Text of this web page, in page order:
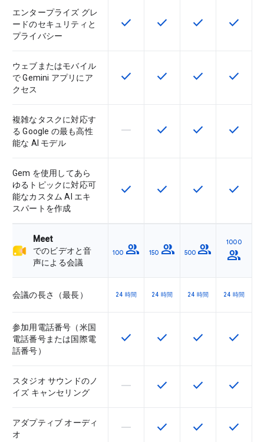
エンタープライズ グレ
ードのセキュリティと
プライバシー
この機能は該当の SKU で利用で
check この機能は該当の SKU
check この機能は該当
check この機
check
ウェブまたはモバイル
で Gemini アプリにア
クセス
この機能は該当の SKU で利用で
check この機能は該当の SKU
check この機能は該当
check この機
check
複雑なタスクに対応す
る Google の最も高性
能な AI モデル
この機能は該当の SKU でサポー
horizontal_rule この機能は該当の SKU
check この機能は該当
check この機
check
Gem を使用してあら
ゆるトピックに対応可
能なカスタム AI エキ
スパートを作成
この機能は該当の SKU で利用で
check この機能は該当の SKU
check この機能は該当
check この機
check
Meet
でのビデオと音
声による会議
100 group 150 group 500 group 1000
group
会議の長さ（最長） 24 時間 24 時間 24 時間 24 時間
参加用電話番号（米国
電話番号または国際電
話番号）
この機能は該当の SKU で利用で
check この機能は該当の SKU
check この機能は該当
check この機
check
スタジオ サウンドのノ
イズ キャンセリング
この機能は該当の SKU でサポー
horizontal_rule この機能は該当の SKU
check この機能は該当
check この機
check
アダプティブ オーディ
オ
この機能は該当の SKU でサポー
horizontal_rule この機能は該当の SKU
check この機能は該当
check この機
check